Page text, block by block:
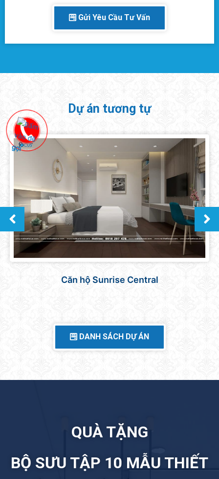
Gửi Yêu Cầu Tư Vấn
Dự án tương tự
Căn hộ Sunrise Central
DANH SÁCH DỰ ÁN
QUÀ TẶNG
BỘ SƯU TẬP 10 MẪU THIẾT